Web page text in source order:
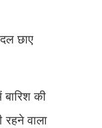
छाए
की
रहने वाला